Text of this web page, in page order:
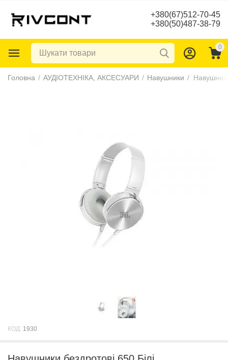
+380(67)512-70-45
+380(50)487-38-79
0
Головна / АУДІОТЕХНІКА, АКСЕСУАРИ / Навушники /
КОД: 1930